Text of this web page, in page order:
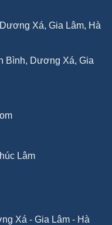
Xá, Gia Lâm, Hà
Bình, Dương Xá, Gia
Lâm
Xá - Gia Lâm - Hà